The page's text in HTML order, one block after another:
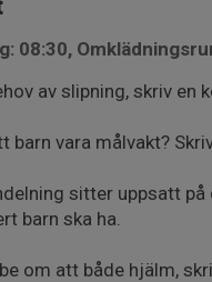
08:30,
av slipning, skriv en
barn vara målvakt?
sitter uppsatt
barn ska ha.
om att både hjälm,